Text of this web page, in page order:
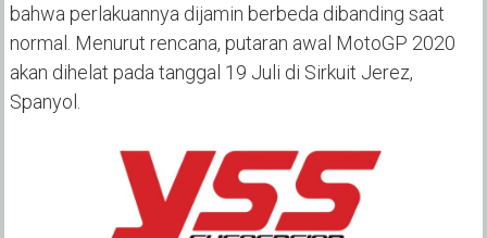
bahwa perlakuannya dijamin berbeda dibanding saat
normal. Menurut rencana, putaran awal MotoGP 2020
akan dihelat pada tanggal 19 Juli di Sirkuit Jerez,
Spanyol.